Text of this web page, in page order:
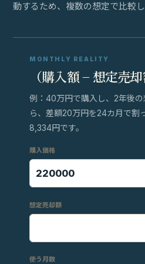
動するため、複数の想定で比較し
MONTHLY REALITY
（購入額 − 想定売
例：40万円で購入し、2年後
ら、差額20万円を24カ月で割
8,334円です。
購入価格
想定売却額
使う月数